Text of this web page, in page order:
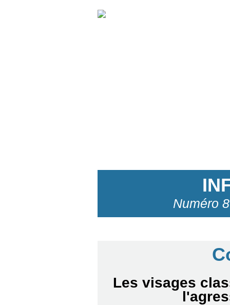
Numéro
Les visages